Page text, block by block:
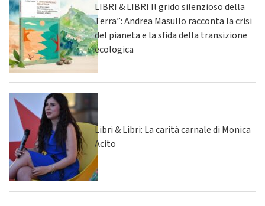
LIBRI & LIBRI Il grido silenzioso della
Terra”: Andrea Masullo racconta la crisi
del pianeta e la sfida della transizione
ecologica
Libri & Libri: La carità carnale di Monica
Acito